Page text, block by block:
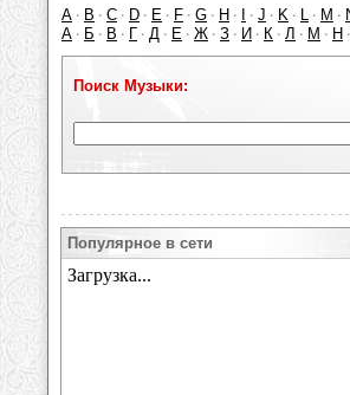
A · B · C · D · E · F · G · H · · J · K · L · M ·
А · Б · В · Г · Д · Е · Ж · З · И · К · Л · М · Н ·
Поиск Музыки:
Популярное в сети